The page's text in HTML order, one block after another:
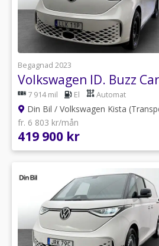
Begagnad 2023
7 914 mil El Automat
Din Bil / Volkswagen Kista
fr. 6 803 kr/mån
419 900 kr